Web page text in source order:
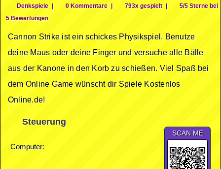
Denkspiele | 0 Kommentare | 793x gespielt |
5/5 Sterne bei
5 Bewertungen
Cannon Strike ist ein schickes Physikspiel. Benutze
deine Maus oder deine Finger und versuche alle Bälle
aus der Kanone in den Korb zu schießen. Viel Spaß bei
dem Online Game wünscht dir Spiele Kostenlos
Online.de!
Steuerung
Computer:
SCAN ME